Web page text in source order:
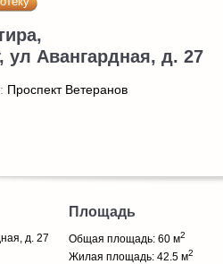
ул Авангардная, д. 27
Проспект Ветеранов
д. 27
Площадь
Общая площадь: 60 м2
Жилая площадь: 42.5 м2